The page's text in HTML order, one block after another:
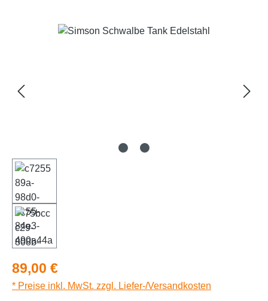
Bildergalerie überspringen
Regulärer Preis:
89,00 €
* Preise inkl. MwSt. zzgl. Liefer-/Versandkosten